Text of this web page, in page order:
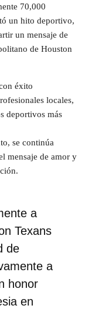
70,000
un hito deportivo,
un mensaje de
de Houston
éxito
locales,
deportivos más
se continúa
mensaje de amor y
a
Texans
de
a
honor
en